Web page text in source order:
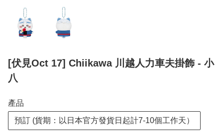
[伏見Oct 17] Chiikawa 川越人力車夫掛飾 - 小
八
產品
預訂 (貨期：以日本官方發貨日起計7-10個工作天）